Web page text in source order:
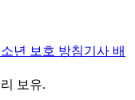
년 보호 방침기사 배
보유.